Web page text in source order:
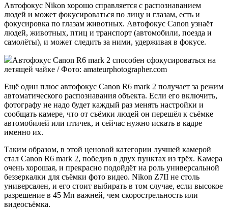
Автофокус Nikon хорошо справляется с распознаванием
людей и может фокусироваться по лицу и глазам, есть и
фокусировка по глазам животных. Автофокус Canon узнаёт
людей, животных, птиц и транспорт (автомобили, поезда и
самолёты), и может следить за ними, удерживая в фокусе.
Автофокус Canon R6 mark 2 способен сфокусироваться на
летящей чайке / Фото: amateurphotographer.com
Ещё один плюс автофокус Canon R6 mark 2 получает за режим
автоматического распознавания объекта. Если его включить,
фотографу не надо будет каждый раз менять настройки и
сообщать камере, что от съёмки людей он перешёл к съёмке
автомобилей или птичек, и сейчас нужно искать в кадре
именно их.
Таким образом, в этой ценовой категории лучшей камерой
стал Canon R6 mark 2, победив в двух пунктах из трёх. Камера
очень хорошая, и прекрасно подойдёт на роль универсальной
беззеркалки для съёмки фото видео. Nikon Z7II не столь
универсален, и его стоит выбирать в том случае, если высокое
разрешение в 45 Мп важней, чем скорострельность или
видеосъёмка.